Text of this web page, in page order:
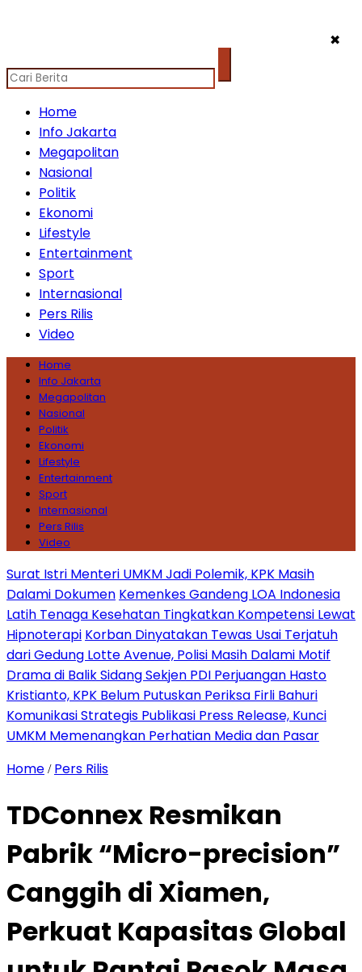
✖
Home
Info Jakarta
Megapolitan
Nasional
Politik
Ekonomi
Lifestyle
Entertainment
Sport
Internasional
Pers Rilis
Video
Home
Info Jakarta
Megapolitan
Nasional
Politik
Ekonomi
Lifestyle
Entertainment
Sport
Internasional
Pers Rilis
Video
Surat Istri Menteri UMKM Jadi Polemik, KPK Masih
Dalami Dokumen Kemenkes Gandeng LOA Indonesia
Latih Tenaga Kesehatan Tingkatkan Kompetensi Lewat
Hipnoterapi Korban Dinyatakan Tewas Usai Terjatuh
dari Gedung Lotte Avenue, Polisi Masih Dalami Motif
Drama di Balik Sidang Sekjen PDI Perjuangan Hasto
Kristianto, KPK Belum Putuskan Periksa Firli Bahuri
Komunikasi Strategis Publikasi Press Release, Kunci
UMKM Memenangkan Perhatian Media dan Pasar
Home / Pers Rilis
TDConnex Resmikan
Pabrik “Micro-precision”
Canggih di Xiamen,
Perkuat Kapasitas Global